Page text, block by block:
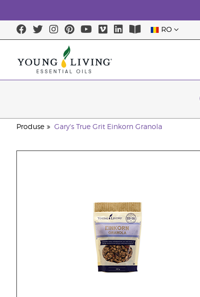
RO
Produse Gary's True Grit Einkorn Granola